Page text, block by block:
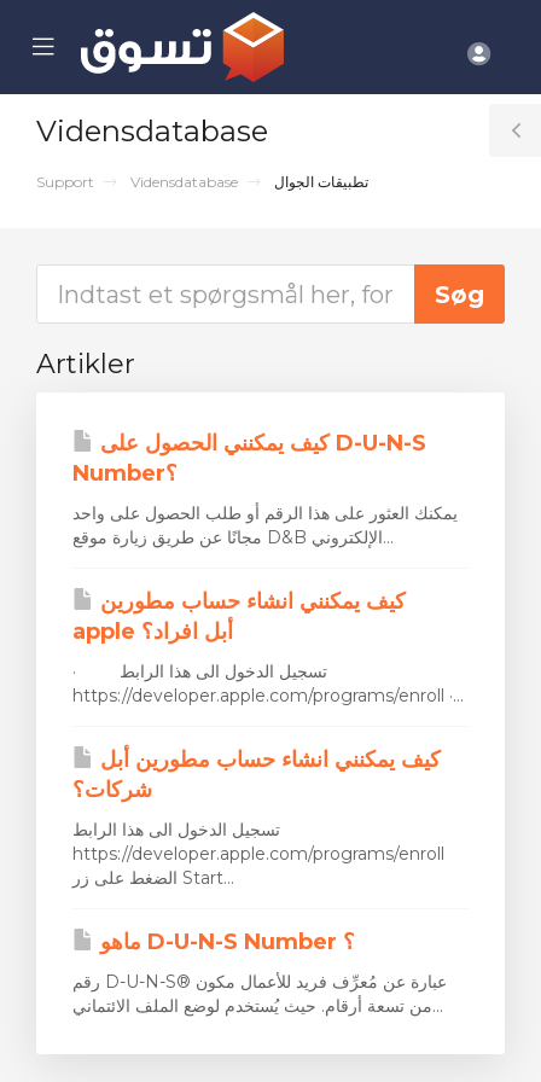
Mobile
Menu
Vidensdatabase
Support Vidensdatabase تطبيقات الجوال
Artikler
Number؟
يمكنك العثور على هذا الرقم أو طلب الحصول على واحد
مجانًا عن طريق زيارة موقع D&B الإلكتروني...
apple أبل افراد؟
· تسجيل الدخول الى هذا الرابط
https://developer.apple.com/programs/enroll ·...
شركات؟
تسجيل الدخول الى هذا الرابط
https://developer.apple.com/programs/enroll
الضغط على زر Start...
ماهو D-U-N-S Number ؟
رقم D-U-N-S® عبارة عن مُعرِّف فريد للأعمال مكون
من تسعة أرقام. حيث يُستخدم لوضع الملف الائتماني...